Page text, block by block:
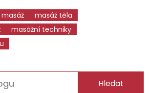
masáž těla
masážní techniky
Hledat